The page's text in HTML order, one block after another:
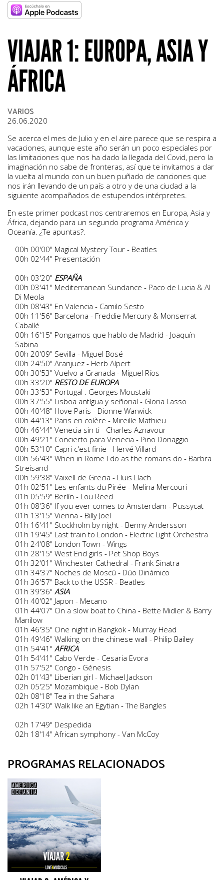
VIAJAR 1: EUROPA, ASIA Y
ÁFRICA
VARIOS
26.06.2020
Se acerca el mes de Julio y en el aire parece que se respira a
vacaciones, aunque este año serán un poco especiales por
las limitaciones que nos ha dado la llegada del Covid, pero la
imaginación no sabe de fronteras, así que te invitamos a dar
la vuelta al mundo con un buen puñado de canciones que
nos irán llevando de un país a otro y de una ciudad a la
siguiente acompañados de estupendos intérpretes.
En este primer podcast nos centraremos en Europa, Asia y
África, dejando para un segundo programa América y
Oceanía. ¿Te apuntas?.
00h 00'00" Magical Mystery Tour - Beatles
00h 02'44" Presentación
00h 03'20" ESPAÑA
00h 03'41" Mediterranean Sundance - Paco de Lucia & Al
Di Meola
00h 08'43" En Valencia - Camilo Sesto
00h 11'56" Barcelona - Freddie Mercury & Monserrat
Caballé
00h 16'15" Pongamos que hablo de Madrid - Joaquín
Sabina
00h 20'09" Sevilla - Miguel Bosé
00h 24'50" Aranjuez - Herb Alpert
00h 30'53" Vuelvo a Granada - Miguel Ríos
00h 33'20" RESTO DE EUROPA
00h 33'53" Portugal . Georges Moustaki
00h 37'55" Lisboa antígua y señorial - Gloria Lasso
00h 40'48" I love Paris - Dionne Warwick
00h 44'13" Paris en colère - Mireille Mathieu
00h 46'44" Venecia sin ti - Charles Aznavour
00h 49'21" Concierto para Venecia - Pino Donaggio
00h 53'10" Capri c'est finie - Hervé Villard
00h 56'43" When in Rome I do as the romans do - Barbra
Streisand
00h 59'38" Vaixell de Grecia - Lluis Llach
01h 02'51" Les enfants du Pirée - Melina Mercouri
01h 05'59" Berlín - Lou Reed
01h 08'36" If you ever comes to Amsterdam - Pussycat
01h 13'15" Vienna - Billy Joel
01h 16'41" Stockholm by night - Benny Andersson
01h 19'45" Last train to London - Electric Light Orchestra
01h 24'08" London Town - Wings
01h 28'15" West End girls - Pet Shop Boys
01h 32'01" Winchester Cathedral - Frank Sinatra
01h 34'37" Noches de Moscú - Dúo Dinámico
01h 36'57" Back to the USSR - Beatles
01h 39'36" ASIA
01h 40'02" Japon - Mecano
01h 44'07" On a slow boat to China - Bette Midler & Barry
Manilow
01h 46'35" One night in Bangkok - Murray Head
01h 49'46" Walking on the chinese wall - Philip Bailey
01h 54'41" AFRICA
01h 54'41" Cabo Verde - Cesaria Evora
01h 57'52" Congo - Génesis
02h 01'43" Liberian girl - Michael Jackson
02h 05'25" Mozambique - Bob Dylan
02h 08'18" Tea in the Sahara
02h 14'30" Walk like an Egytian - The Bangles
02h 17'49" Despedida
02h 18'14" African symphony - Van McCoy
PROGRAMAS RELACIONADOS